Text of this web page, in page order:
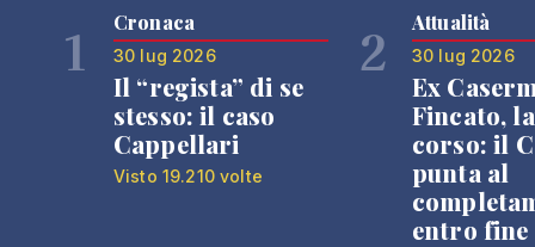
1 Cronaca
30 lug 2026
Il “regista” di se
stesso: il caso
Cappellari
Visto 19.210 volte
2 Attualità
30 lug 2026
Ex
Fincato,
corso: il
punta al
entro fine